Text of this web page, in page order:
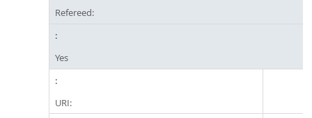
Refereed:
Yes
URI: